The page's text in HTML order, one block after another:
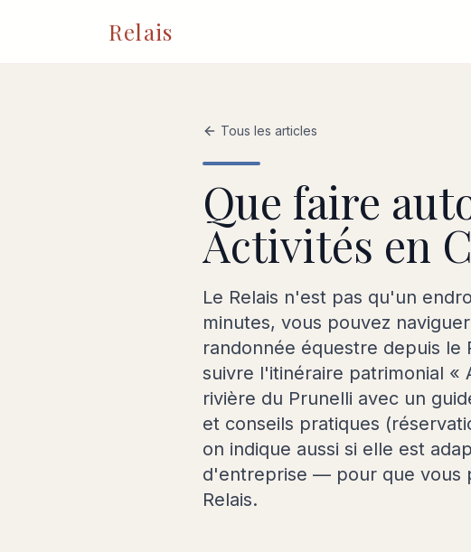
Relais
Tous les articles
Que faire
Activités en
Le Relais n'est pas qu'un
minutes, vous pouvez
randonnée équestre depuis le
suivre l'itinéraire patrimonial «
rivière du Prunelli avec un
et conseils pratiques
on indique aussi si elle est
d'entreprise — pour que vous
Relais.